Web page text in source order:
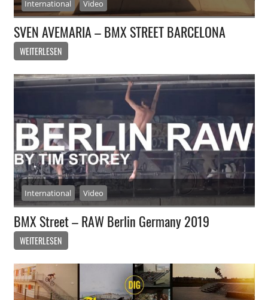
International Video
SVEN AVEMARIA – BMX STREET BARCELONA
WEITERLESEN
International Video
BMX Street – RAW Berlin Germany 2019
WEITERLESEN